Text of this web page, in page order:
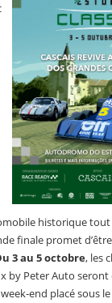
historique
finale promet
3 au 5 octobre, les
by Peter Auto seront
end placé sous